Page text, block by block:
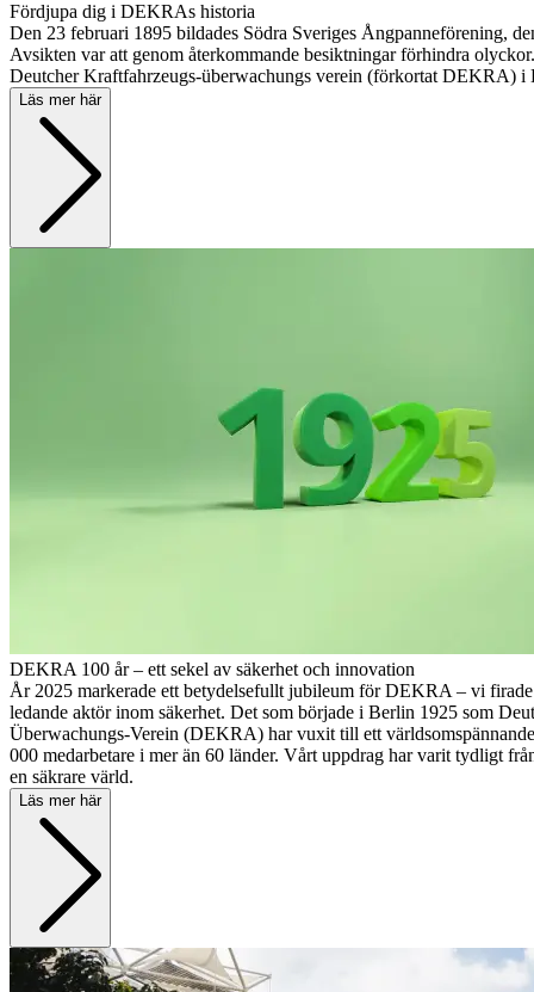
Fördjupa dig i DEKRAs historia
Den 23 februari 1895 bildades Södra Sveriges Ångpanneförening,
Avsikten var att genom återkommande besiktningar förhindra
Deutcher Kraftfahrzeugs-überwachungs verein (förkortat DEKRA) i
Läs mer här
DEKRA 100 år – ett sekel av säkerhet och innovation
År 2025 markerade ett betydelsefullt jubileum för DEKRA – vi
ledande aktör inom säkerhet. Det som började i Berlin 1925 som
Überwachungs-Verein (DEKRA) har vuxit till ett
000 medarbetare i mer än 60 länder. Vårt uppdrag har varit tydligt
en säkrare värld.
Läs mer här